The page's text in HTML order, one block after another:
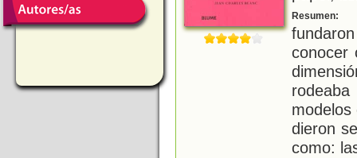
Resumen:
conocer
modelos
dieron
como: